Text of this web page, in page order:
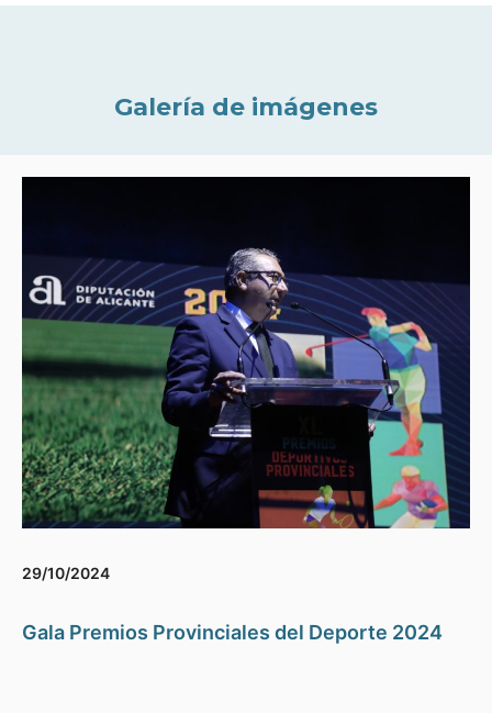
Galería de imágenes
29/10/2024
Gala Premios Provinciales del Deporte 2024